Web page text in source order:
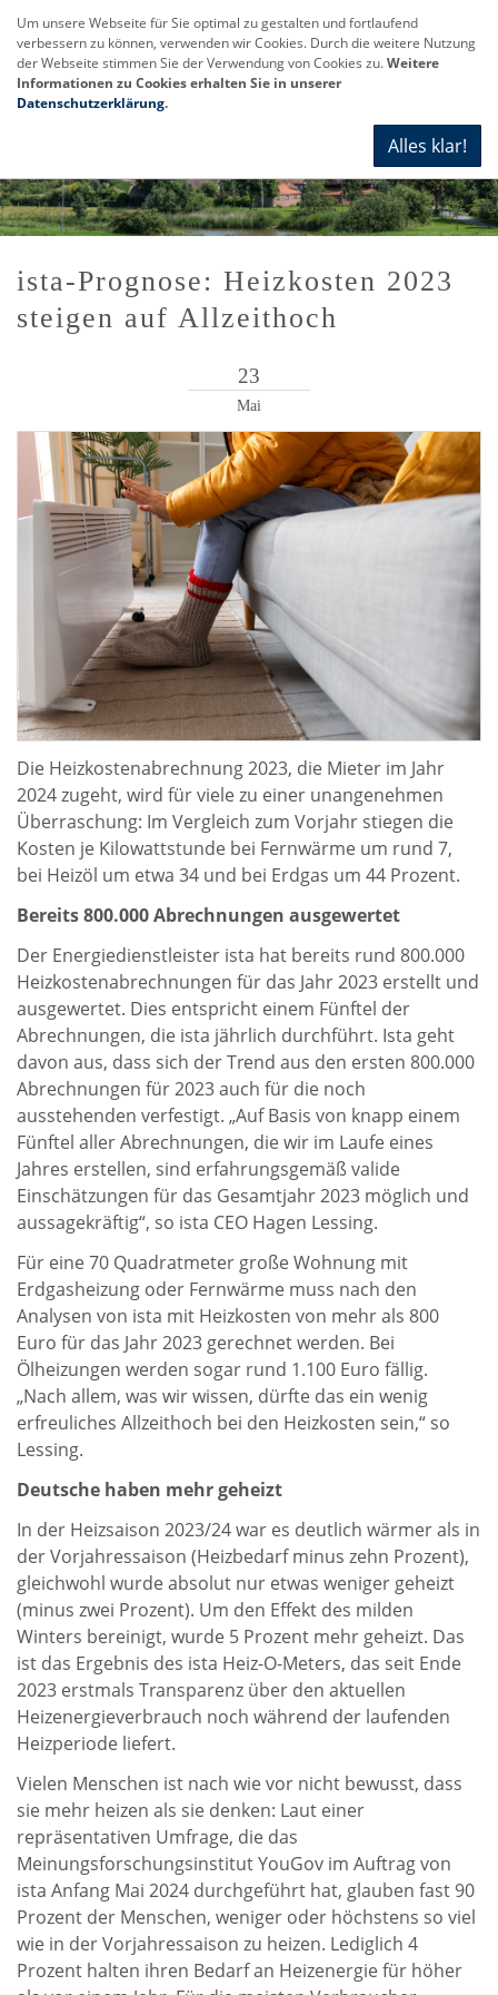
ista-Prognose: Heizkosten 2023
steigen auf Allzeithoch
23
Mai
Die Heizkostenabrechnung 2023, die Mieter im Jahr
2024 zugeht, wird für viele zu einer unangenehmen
Überraschung: Im Vergleich zum Vorjahr stiegen die
Kosten je Kilowattstunde bei Fernwärme um rund 7,
bei Heizöl um etwa 34 und bei Erdgas um 44 Prozent.
Bereits 800.000 Abrechnungen ausgewertet
Der Energiedienstleister ista hat bereits rund 800.000
Heizkostenabrechnungen für das Jahr 2023 erstellt und
ausgewertet. Dies entspricht einem Fünftel der
Abrechnungen, die ista jährlich durchführt. Ista geht
davon aus, dass sich der Trend aus den ersten 800.000
Abrechnungen für 2023 auch für die noch
ausstehenden verfestigt. „Auf Basis von knapp einem
Fünftel aller Abrechnungen, die wir im Laufe eines
Jahres erstellen, sind erfahrungsgemäß valide
Einschätzungen für das Gesamtjahr 2023 möglich und
aussagekräftig“, so ista CEO Hagen Lessing.
Für eine 70 Quadratmeter große Wohnung mit
Erdgasheizung oder Fernwärme muss nach den
Analysen von ista mit Heizkosten von mehr als 800
Euro für das Jahr 2023 gerechnet werden. Bei
Ölheizungen werden sogar rund 1.100 Euro fällig.
„Nach allem, was wir wissen, dürfte das ein wenig
erfreuliches Allzeithoch bei den Heizkosten sein,“ so
Lessing.
Deutsche haben mehr geheizt
In der Heizsaison 2023/24 war es deutlich wärmer als in
der Vorjahressaison (Heizbedarf minus zehn Prozent),
gleichwohl wurde absolut nur etwas weniger geheizt
(minus zwei Prozent). Um den Effekt des milden
Winters bereinigt, wurde 5 Prozent mehr geheizt. Das
ist das Ergebnis des ista Heiz-O-Meters, das seit Ende
2023 erstmals Transparenz über den aktuellen
Heizenergieverbrauch noch während der laufenden
Heizperiode liefert.
Vielen Menschen ist nach wie vor nicht bewusst, dass
sie mehr heizen als sie denken: Laut einer
repräsentativen Umfrage, die das
Meinungsforschungsinstitut YouGov im Auftrag von
ista Anfang Mai 2024 durchgeführt hat, glauben fast 90
Prozent der Menschen, weniger oder höchstens so viel
wie in der Vorjahressaison zu heizen. Lediglich 4
Prozent halten ihren Bedarf an Heizenergie für höher
Um unsere Webseite für Sie optimal zu gestalten und fortlaufend
verbessern zu können, verwenden wir Cookies. Durch die weitere Nutzung
der Webseite stimmen Sie der Verwendung von Cookies zu.Weitere
Informationen zu Cookies erhalten Sie in unserer
Datenschutzerklärung.
Alles klar!